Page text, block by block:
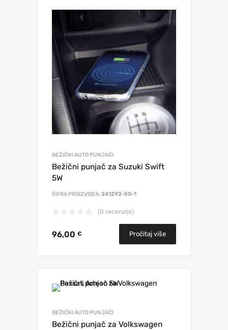
BEŽIČNI AUTO PUNJAČI
Bežični punjač za Suzuki Swift
5W
ŠIFRA PROIZVODA: 241292-50-1
(0 recenzija)
96,00 € Pročitaj više
BEŽIČNI AUTO PUNJAČI
Bežični punjač za Volkswagen